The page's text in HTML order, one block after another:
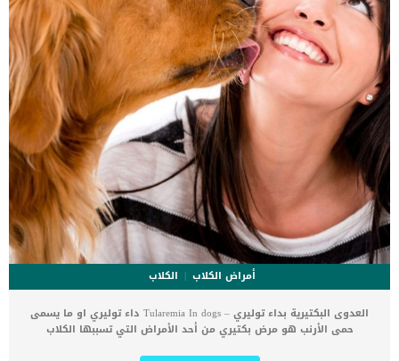
أمراض الكلاب
الكلاب
العدوى البكتيرية بداء توليري – Tularemia In dogs داء توليري او ما يسمى
حمى الأرنب هو مرض بكتيري من أحد الأمراض التي تسببها الكلاب